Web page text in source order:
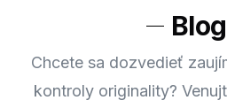
Blog
Chcete sa dozvedieť
kontroly originality?